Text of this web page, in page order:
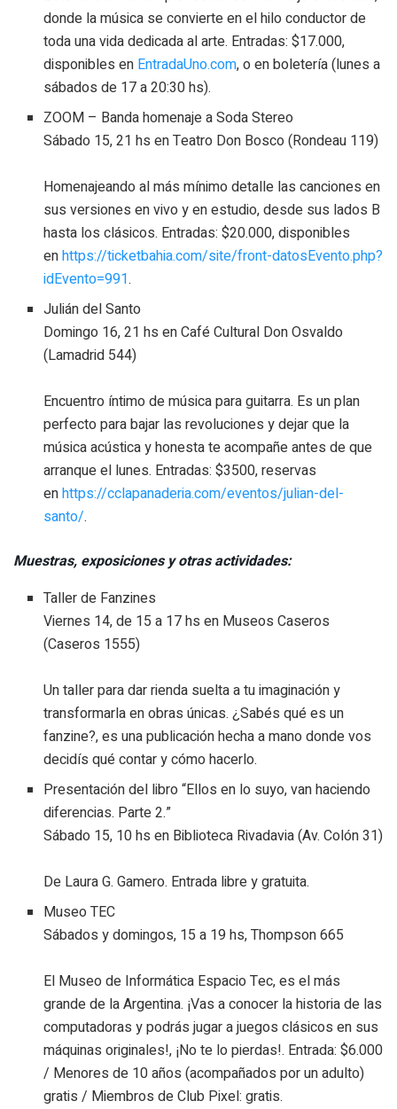
donde la música se convierte en el hilo conductor de
toda una vida dedicada al arte. Entradas: $17.000,
disponibles en EntradaUno.com, o en boletería (lunes a
sábados de 17 a 20:30 hs).
ZOOM – Banda homenaje a Soda Stereo
Sábado 15, 21 hs en Teatro Don Bosco (Rondeau 119)
Homenajeando al más mínimo detalle las canciones en
sus versiones en vivo y en estudio, desde sus lados B
hasta los clásicos. Entradas: $20.000, disponibles
enhttps://ticketbahia.com/site/front-datosEvento.php?
idEvento=991.
Julián del Santo
Domingo 16, 21 hs en Café Cultural Don Osvaldo
(Lamadrid 544)
Encuentro íntimo de música para guitarra. Es un plan
perfecto para bajar las revoluciones y dejar que la
música acústica y honesta te acompañe antes de que
arranque el lunes. Entradas: $3500, reservas
enhttps://cclapanaderia.com/eventos/julian-del-
santo/.
Muestras, exposiciones y otras actividades:
Taller de Fanzines
Viernes 14, de 15 a 17 hs en Museos Caseros
(Caseros 1555)
Un taller para dar rienda suelta a tu imaginación y
transformarla en obras únicas. ¿Sabés qué es un
fanzine?, es una publicación hecha a mano donde vos
decidís qué contar y cómo hacerlo.
Presentación del libro “Ellos en lo suyo, van haciendo
diferencias. Parte 2.”
Sábado 15, 10 hs en Biblioteca Rivadavia (Av. Colón 31)
De Laura G. Gamero. Entrada libre y gratuita.
Museo TEC
Sábados y domingos, 15 a 19 hs, Thompson 665
El Museo de Informática Espacio Tec, es el más
grande de la Argentina. ¡Vas a conocer la historia de las
computadoras y podrás jugar a juegos clásicos en sus
máquinas originales!, ¡No te lo pierdas!. Entrada: $6.000
/ Menores de 10 años (acompañados por un adulto)
gratis / Miembros de Club Pixel: gratis.